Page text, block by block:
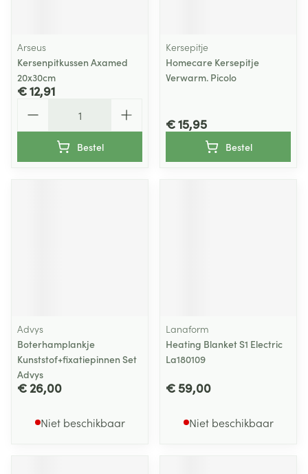
Arseus
Kersenpitkussen Axamed
20x30cm
€ 12,91
Bestel
Kersepitje
Homecare Kersepitje
Verwarm. Picolo
€ 15,95
Bestel
Advys
Boterhamplankje
Kunststof+fixatiepinnen Set
Advys
€ 26,00
Niet beschikbaar
Lanaform
Heating Blanket S1 Electric
La180109
€ 59,00
Niet beschikbaar